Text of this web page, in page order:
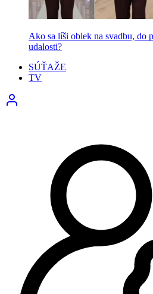
Ako sa líši oblek na svadbu, do
udalosti?
SÚŤAŽE
TV